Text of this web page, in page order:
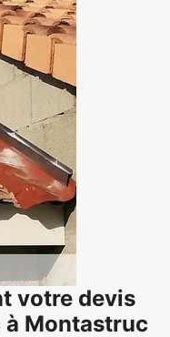
votre devis
à Montastruc